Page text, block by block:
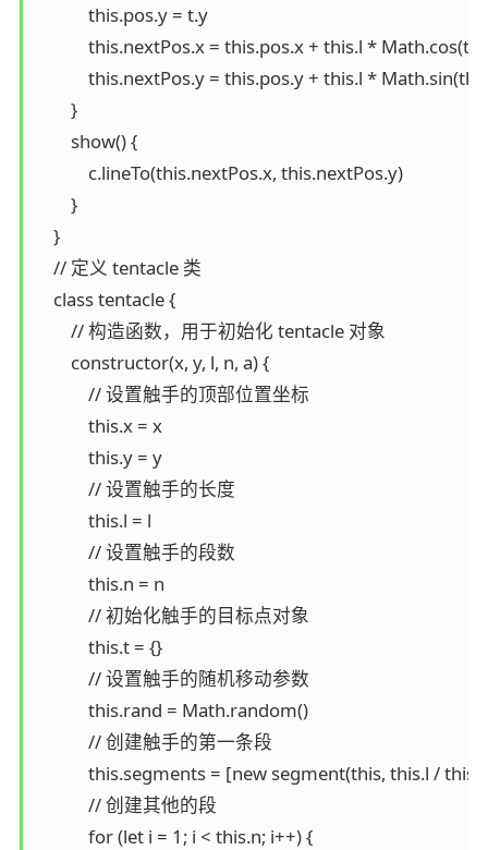
            this.pos.y = t.y
this.nextPos.x = this.pos.x + this.l *
this.nextPos.y = this.pos.y + this.l *
        }
        show() {
            c.lineTo(this.nextPos.x, this.nextPos.y)
        }
    }
    // 定义 tentacle 类
    class tentacle {
        // 构造函数，用于初始化 tentacle 对象
        constructor(x, y, l, n, a) {
            // 设置触手的顶部位置坐标
            this.x = x
            this.y = y
            // 设置触手的长度
            this.l = l
            // 设置触手的段数
            this.n = n
            // 初始化触手的目标点对象
            this.t = {}
            // 设置触手的随机移动参数
            this.rand = Math.random()
            // 创建触手的第一条段
this.segments = [new segment(this, this.l /
            // 创建其他的段
            for (let i = 1; i < this.n; i++) {